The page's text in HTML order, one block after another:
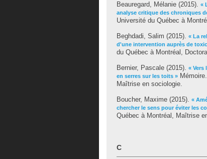
Beauregard, Mélanie (2015). «
analyse critique des chroniques
Université du Québec à
Beghdadi, Salim (2015). « La
d'une intervention auprès de
du Québec à Montréal,
Bernier, Pascale (2015). «
en serres sur les toits »
Maîtrise en sociologie.
Boucher, Maxime (2015). «
chercher le sens pour éviter les
Québec à Montréal, Maîtrise
C